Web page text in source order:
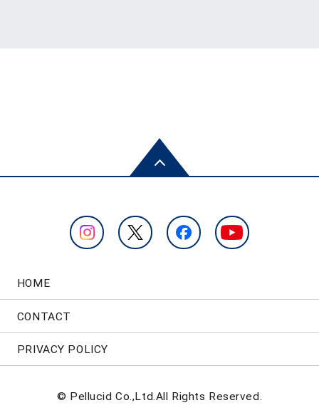
HOME
CONTACT
PRIVACY POLICY
© Pellucid Co.,Ltd.All Rights Reserved.